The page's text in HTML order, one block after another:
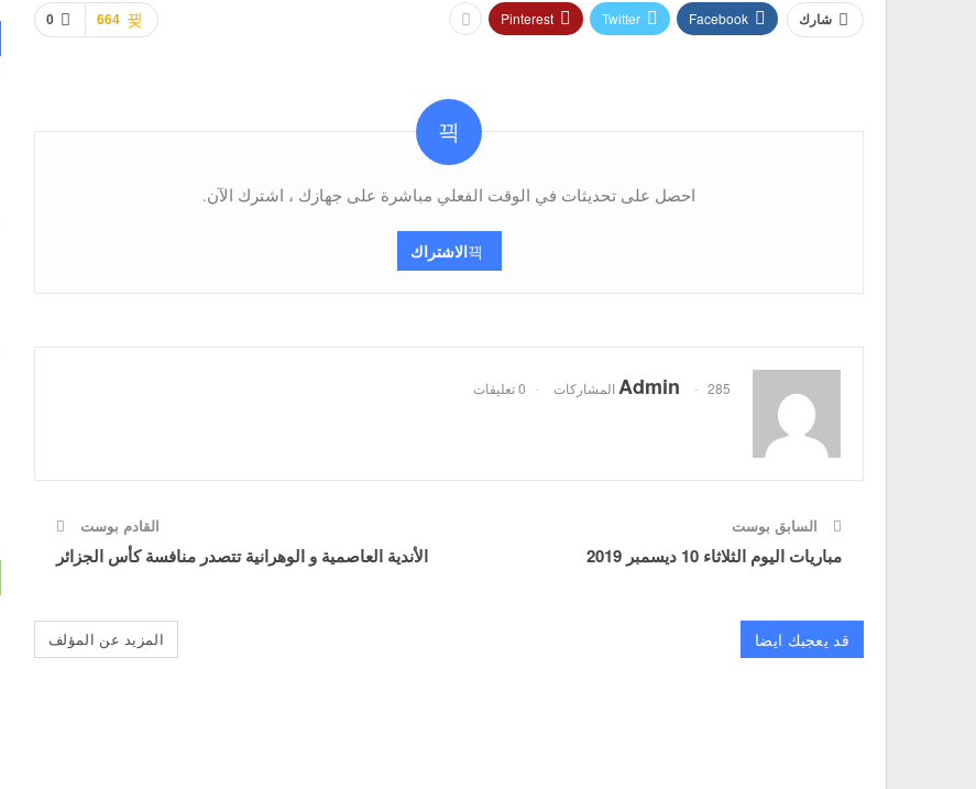
0 664 شارك Facebook
Twitter
Pinterest
احصل على تحديثات في الوقت الفعلي مباشرة على جهازك ، اشترك الآن.
الاشتراك
Admin 285 المشاركات 0 تعليقات
السابق بوست
مباريات اليوم الثلاثاء 10 ديسمبر 2019
القادم بوست
الأندية العاصمية و الوهرانية تتصدر منافسة كأس الجزائر
قد يعجبك ايضا المزيد عن المؤلف